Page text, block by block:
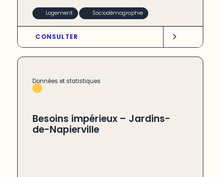
Logement Sociodémographie
CONSULTER
Données et statistiques
Besoins impérieux – Jardins-
de-Napierville